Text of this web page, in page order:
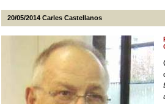
20/05/2014 Carles Castellanos